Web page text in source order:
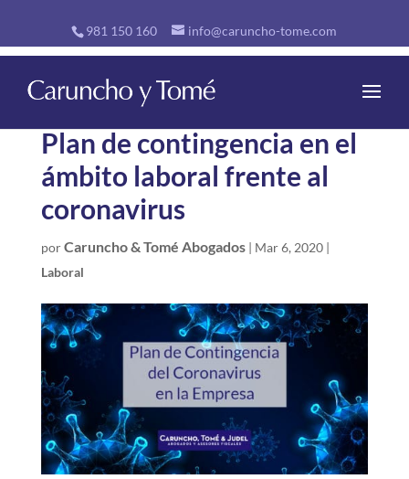
981 150 160 info@caruncho-tome.com
Plan de contingencia en el
ámbito laboral frente al
coronavirus
porCaruncho & Tomé Abogados| Mar 6, 2020|
Laboral